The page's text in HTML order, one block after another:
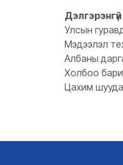
Улсын
Мэдээлэл
Албаны
Холбоо
Цахим